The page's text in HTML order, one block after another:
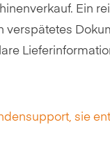
Ein
verspätetes
sie